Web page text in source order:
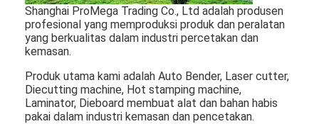
Shanghai ProMega Trading Co., Ltd adalah produsen
profesional yang memproduksi produk dan peralatan
yang berkualitas dalam industri percetakan dan
kemasan.
Produk utama kami adalah Auto Bender, Laser cutter,
Diecutting machine, Hot stamping machine,
Laminator, Dieboard membuat alat dan bahan habis
pakai dalam industri kemasan dan pencetakan.